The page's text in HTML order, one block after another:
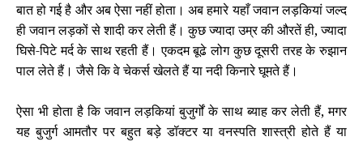
बात हो गई है और अब ऐसा नहीं होता। अब हमारे यहाँ जवान लड़कियां जल्द
ही जवान लड़कों से शादी कर लेती हैं। कुछ ज्यादा उम्र की औरतेंही,ज्यादा
घिसे-पिटे मर्द के साथ रहती हैं। एकदम बूढे लोग कुछ दूसरी तरह के रुझान
पाल लेते हैं। जैसे कि वे चेकर्स खेलते हैं या नदी किनारे घूमते हैं।
ऐसा भी होता हैकि जवान लड़कियां बुजुर्गों के साथ ब्याह कर लेती हैं, मगर
यह बुजुर्ग आमतौर पर बहुत बड़े डॉक्टर या वनस्पति शास्त्री होते हैं या